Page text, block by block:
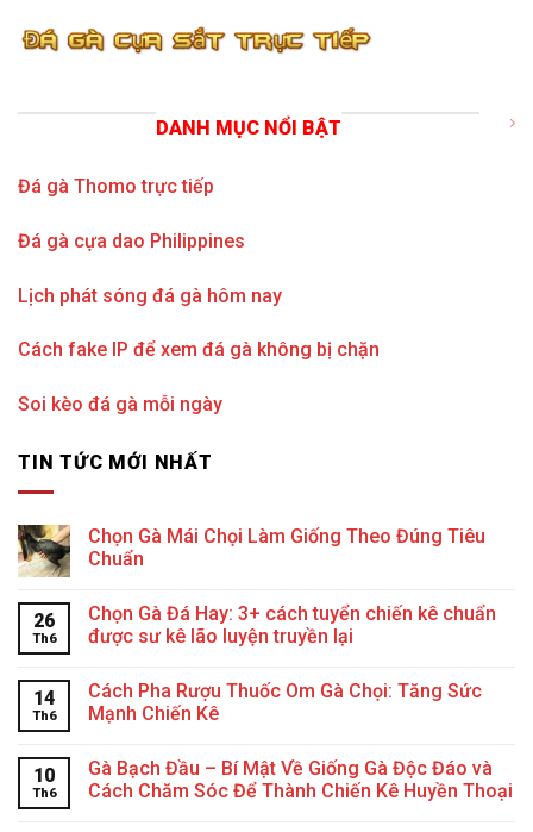
DANH MỤC NỔI BẬT
Đá gà Thomo trực tiếp
Đá gà cựa dao Philippines
Lịch phát sóng đá gà hôm nay
Cách fake IP để xem đá gà không bị chặn
Soi kèo đá gà mỗi ngày
TIN TỨC MỚI NHẤT
Chọn Gà Mái Chọi Làm Giống Theo Đúng Tiêu
Chuẩn
26
Th6
Chọn Gà Đá Hay: 3+ cách tuyển chiến kê chuẩn
được sư kê lão luyện truyền lại
14
Th6
Cách Pha Rượu Thuốc Om Gà Chọi: Tăng Sức
Mạnh Chiến Kê
10
Th6
Gà Bạch Đầu – Bí Mật Về Giống Gà Độc Đáo và
Cách Chăm Sóc Để Thành Chiến Kê Huyền Thoại